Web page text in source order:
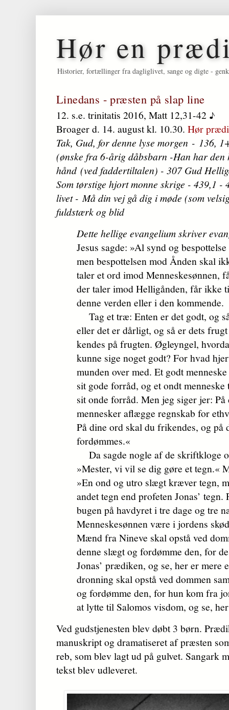
Hør en
Historier, fortællinger fra dagliglivet, sange og digte -
Linedans - præsten på slap line
12. s.e. trinitatis 2016, Matt 12,31-42 ♪
Broager d. 14. august kl. 10.30. Hør
Tak, Gud, for denne lyse morgen - 136,
(ønske fra 6-årig dåbsbarn -Han har den
hånd (ved faddertiltalen) - 307 Gud
Som tørstige hjort monne skrige - 439,1 -
livet - Må din vej gå dig i møde (som
fuldstærk og blid
Dette hellige evangelium skriver
Jesus sagde: »Al synd og
men bespottelsen mod Ånden skal
taler et ord imod Menneskesønnen,
der taler imod Helligånden, får ikke
denne verden eller i den kommende.
Tag et træ: Enten er det godt, og
eller det er dårligt, og så er dets
kendes på frugten. Øgleyngel,
kunne sige noget godt? For hvad
munden over med. Et godt
sit gode forråd, og et ondt
sit onde forråd. Men jeg siger jer: På
mennesker aflægge regnskab for
På dine ord skal du frikendes, og på
fordømmes.«
Da sagde nogle af de skriftkloge
»Mester, vi vil se dig gøre et tegn.«
»En ond og utro slægt kræver tegn,
andet tegn end profeten Jonas’
bugen på havdyret i tre dage og tre
Menneskesønnen være i jordens
Mænd fra Nineve skal opstå ved
denne slægt og fordømme den, for
Jonas’ prædiken, og se, her er mere
dronning skal opstå ved dommen
og fordømme den, for hun kom fra
at lytte til Salomos visdom, og se,
Ved gudstjenesten blev døbt 3 børn.
manuskript og dramatiseret af præsten
reb, som blev lagt ud på gulvet. Sangark
tekst blev udleveret.